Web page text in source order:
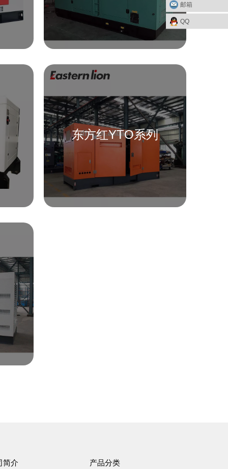
东方红YTO系列
简介 产品分类
邮箱
QQ